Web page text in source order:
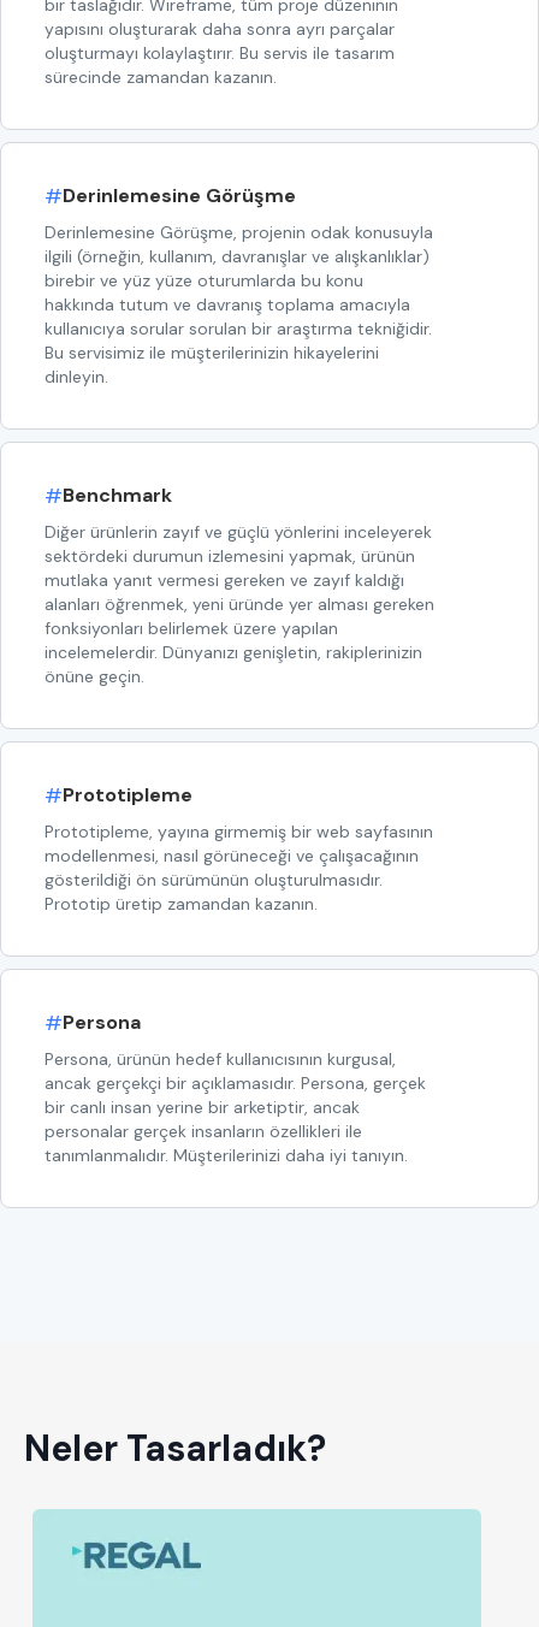
bir taslağıdır. Wireframe, tüm proje düzeninin
yapısını oluşturarak daha sonra ayrı parçalar
oluşturmayı kolaylaştırır. Bu servis ile tasarım
sürecinde zamandan kazanın.
#Derinlemesine Görüşme
Derinlemesine Görüşme, projenin odak konusuyla
ilgili (örneğin, kullanım, davranışlar ve alışkanlıklar)
birebir ve yüz yüze oturumlarda bu konu
hakkında tutum ve davranış toplama amacıyla
kullanıcıya sorular sorulan bir araştırma tekniğidir.
Bu servisimiz ile müşterilerinizin hikayelerini
dinleyin.
#Benchmark
Diğer ürünlerin zayıf ve güçlü yönlerini inceleyerek
sektördeki durumun izlemesini yapmak, ürünün
mutlaka yanıt vermesi gereken ve zayıf kaldığı
alanları öğrenmek, yeni üründe yer alması gereken
fonksiyonları belirlemek üzere yapılan
incelemelerdir. Dünyanızı genişletin, rakiplerinizin
önüne geçin.
#Prototipleme
Prototipleme, yayına girmemiş bir web sayfasının
modellenmesi, nasıl görüneceği ve çalışacağının
gösterildiği ön sürümünün oluşturulmasıdır.
Prototip üretip zamandan kazanın.
#Persona
Persona, ürünün hedef kullanıcısının kurgusal,
ancak gerçekçi bir açıklamasıdır. Persona, gerçek
bir canlı insan yerine bir arketiptir, ancak
personalar gerçek insanların özellikleri ile
tanımlanmalıdır. Müşterilerinizi daha iyi tanıyın.
Neler Tasarladık?